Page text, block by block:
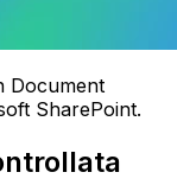
Document
SharePoint.